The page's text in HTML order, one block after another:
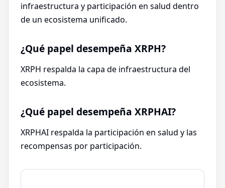
infraestructura y participación en salud dentro
de un ecosistema unificado.
¿Qué papel desempeña XRPH?
XRPH respalda la capa de infraestructura del
ecosistema.
¿Qué papel desempeña XRPHAI?
XRPHAI respalda la participación en salud y las
recompensas por participación.